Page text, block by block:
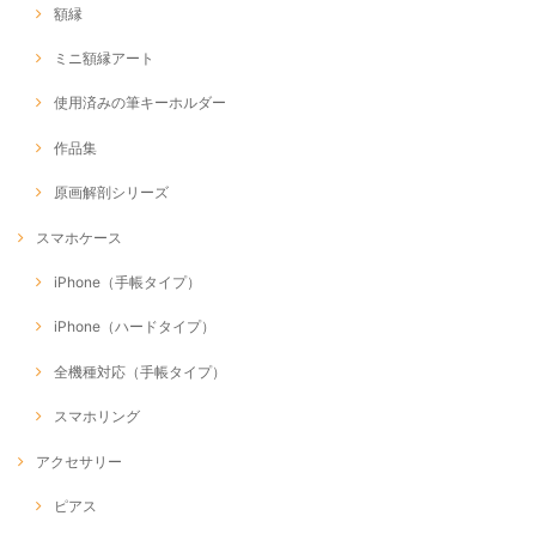
額縁
ミニ額縁アート
使用済みの筆キーホルダー
作品集
原画解剖シリーズ
スマホケース
iPhone（手帳タイプ）
iPhone（ハードタイプ）
全機種対応（手帳タイプ）
スマホリング
アクセサリー
ピアス